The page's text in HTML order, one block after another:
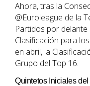
Ahora, tras la
@Euroleague de la
Partidos por
Clasificación para
en abril, la
Grupo del Top 16.
Quintetos Iniciales